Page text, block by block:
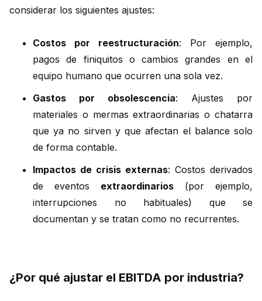
considerar los siguientes ajustes:
Costos por reestructuración: Por ejemplo,
pagos de finiquitos o cambios grandes en el
equipo humano que ocurren una sola vez.
Gastos por obsolescencia: Ajustes por
materiales o mermas extraordinarias o chatarra
que ya no sirven y que afectan el balance solo
de forma contable.
Impactos de crisis externas: Costos derivados
de eventos extraordinarios (por ejemplo,
interrupciones no habituales) que se
documentan y se tratan como no recurrentes.
¿Por qué ajustar el EBITDA por industria?